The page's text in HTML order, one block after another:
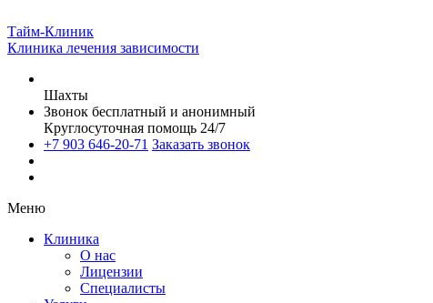
Тайм-Клиник
Клиника лечения зависимости
Шахты
Звонок бесплатный и анонимный
Круглосуточная помощь 24/7
+7 903 646-20-71 Заказать звонок
Меню
Клиника
О нас
Лицензии
Специалисты